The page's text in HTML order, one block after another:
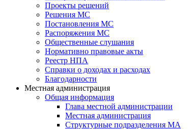
Проекты решений
Решения МС
Постановления МС
Распоряжения МС
Общественные слушания
Нормативно правовые акты
Реестр НПА
Справки о доходах и расходах
Благодарности
Местная администрация
Общая информация
Глава местной администрации
Местная администрация
Структурные подразделения МА